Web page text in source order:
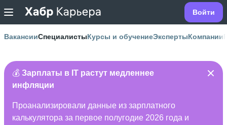
Войти
ВакансииСпециалистыКурсы и обучениеЭкспертыКомпании
💰 Зарплаты в IT растут медленнее
инфляции
Проанализировали данные из зарплатного
калькулятора за первое полугодие 2026 года и